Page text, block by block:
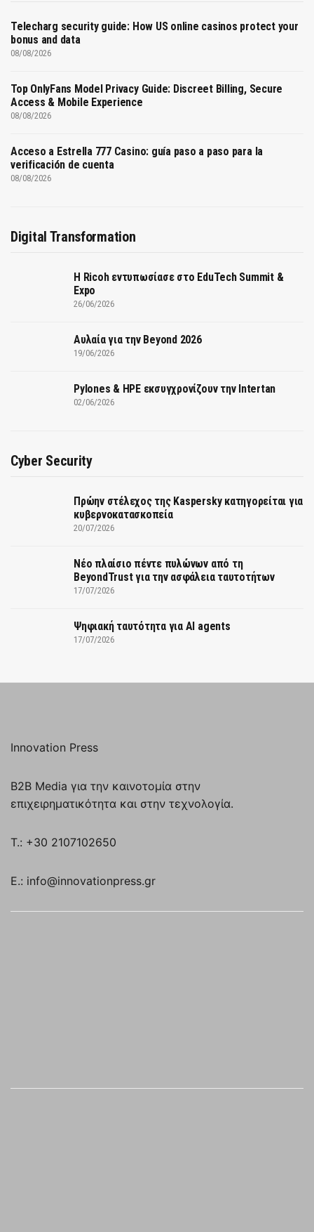
Telecharg security guide: How US online casinos protect your
bonus and data
08/08/2026
Top OnlyFans Model Privacy Guide: Discreet Billing, Secure
Access & Mobile Experience
08/08/2026
Acceso a Estrella 777 Casino: guía paso a paso para la
verificación de cuenta
08/08/2026
Digital Transformation
Η Ricoh εντυπωσίασε στο EduTech Summit &
Expo
26/06/2026
Αυλαία για την Beyond 2026
19/06/2026
Pylones & HPE εκσυγχρονίζουν την Intertan
02/06/2026
Cyber Security
Πρώην στέλεχος της Kaspersky κατηγορείται για
κυβερνοκατασκοπεία
20/07/2026
Νέο πλαίσιο πέντε πυλώνων από τη
BeyondTrust για την ασφάλεια ταυτοτήτων
17/07/2026
Ψηφιακή ταυτότητα για AI agents
17/07/2026
Innovation Press
B2B Media για την καινοτομία στην
επιχειρηματικότητα και στην τεχνολογία.
T.: +30 2107102650
E.: info@innovationpress.gr